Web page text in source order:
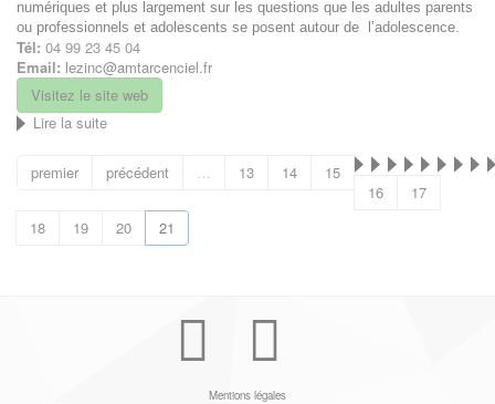
numériques et plus largement sur les questions que les adultes parents
ou professionnels et adolescents se posent autour de l’adolescence.
Tél: 04 99 23 45 04
Email: lezinc@amtarcenciel.fr
Visitez le site web
Lire la suite
Zinc
premier précédent … 13 14
15
16
17
18
19 20 21
Youtube
Mentions légales